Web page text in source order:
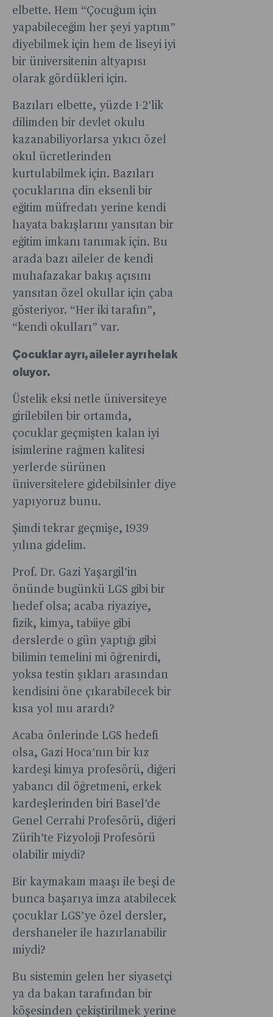
elbette. Hem “Çocuğum için
yapabileceğim her şeyi yaptım”
diyebilmek için hem de liseyi iyi
bir üniversitenin altyapısı
olarak gördükleri için.
Bazıları elbette, yüzde 1-2’lik
dilimden bir devlet okulu
kazanabiliyorlarsa yıkıcı özel
okul ücretlerinden
kurtulabilmek için. Bazıları
çocuklarına din eksenli bir
eğitim müfredatı yerine kendi
hayata bakışlarını yansıtan bir
eğitim imkanı tanımak için. Bu
arada bazı aileler de kendi
muhafazakar bakış açısını
yansıtan özel okullar için çaba
gösteriyor. “Her iki tarafın”,
“kendi okulları” var.
Çocuklar ayrı, aileler ayrı helak
oluyor.
Üstelik eksi netle üniversiteye
girilebilen bir ortamda,
çocuklar geçmişten kalan iyi
isimlerine rağmen kalitesi
yerlerde sürünen
üniversitelere gidebilsinler diye
yapıyoruz bunu.
Şimdi tekrar geçmişe, 1939
yılına gidelim.
Prof. Dr. Gazi Yaşargil’in
önünde bugünkü LGS gibi bir
hedef olsa; acaba riyaziye,
fizik, kimya, tabiiye gibi
derslerde o gün yaptığı gibi
bilimin temelini mi öğrenirdi,
yoksa testin şıkları arasından
kendisini öne çıkarabilecek bir
kısa yol mu arardı?
Acaba önlerinde LGS hedefi
olsa, Gazi Hoca’nın bir kız
kardeşi kimya profesörü, diğeri
yabancı dil öğretmeni, erkek
kardeşlerinden biri Basel’de
Genel Cerrahi Profesörü, diğeri
Zürih’te Fizyoloji Profesörü
olabilir miydi?
Bir kaymakam maaşı ile beşi de
bunca başarıya imza atabilecek
çocuklar LGS’ye özel dersler,
dershaneler ile hazırlanabilir
miydi?
Bu sistemin gelen her siyasetçi
ya da bakan tarafından bir
köşesinden çekiştirilmek yerine